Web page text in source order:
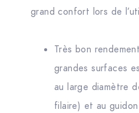
grand confort lors de
Très bon
grandes surfaces
au large diamètre
filaire) et au